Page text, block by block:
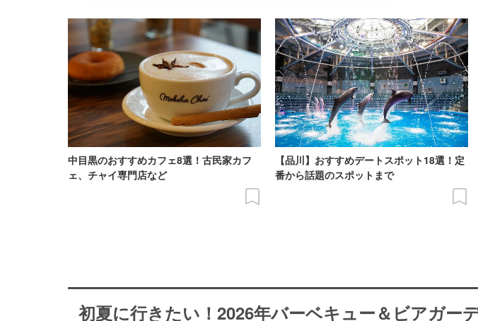
中目黒のおすすめカフェ8選！古民家カフ
ェ、チャイ専門店など
【品川】おすすめデートスポット18選！定
番から話題のスポットまで
初夏に行きたい！2026年バーベキュー＆ビアガー